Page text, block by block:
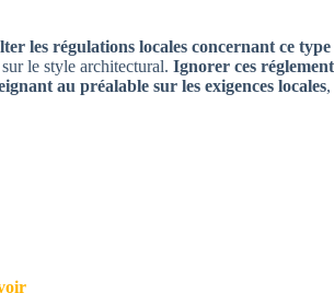
les régulations locales concernant ce
le style architectural. Ignorer ces
au préalable sur les exigences locales